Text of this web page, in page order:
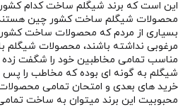
محصولات شیگلم ساخت کشور چین هستند و
بسیاری از مردم که محصولات ساخت
مرغوبی نداشته باشند، محصولات شیگلم
مناسب تمامی مخاطبین خود را شگفت
شیگلم به گونه ای بوده که مخاطب را پس
محبوبیت این برند میتوان به ساخت